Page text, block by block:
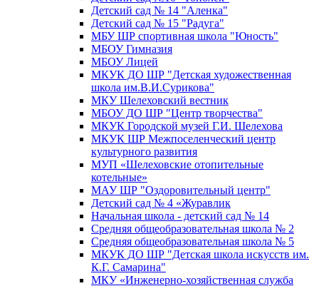
Детский сад № 14 "Аленка"
Детский сад № 15 "Радуга"
МБУ ШР спортивная школа "Юность"
МБОУ Гимназия
МБОУ Лицей
МКУК ДО ШР "Детская художественная
школа им.В.И.Сурикова"
МКУ Шелеховский вестник
МБОУ ДО ШР "Центр творчества"
МКУК Городской музей Г.И. Шелехова
МКУК ШР Межпоселенческий центр
культурного развития
МУП «Шелеховские отопительные
котельные»
МАУ ШР "Оздоровительный центр"
Детский сад № 4 «Журавлик
Начальная школа - детский сад № 14
Средняя общеобразовательная школа № 2
Средняя общеобразовательная школа № 5
МКУК ДО ШР "Детская школа искусств им.
К.Г. Самарина"
МКУ «Инженерно-хозяйственная служба